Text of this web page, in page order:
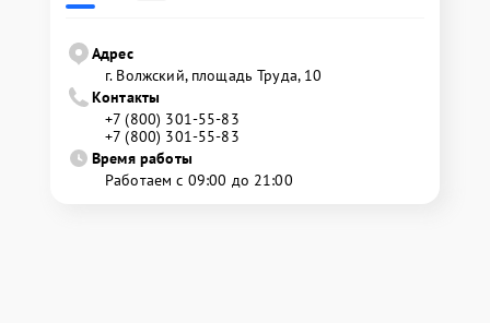
Адрес
г. Волжский, площадь Труда, 10
Контакты
+7 (800) 301-55-83
+7 (800) 301-55-83
Время работы
Работаем с 09:00 до 21:00